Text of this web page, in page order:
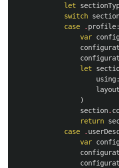
let
switch
case
. profile:
var
let
using:
)
section.
return
case
.
var